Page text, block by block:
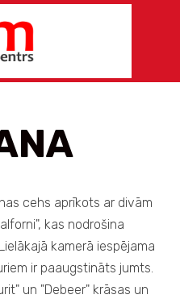
cehs aprīkots ar divām
kas nodrošina
kamerā iespējama
ir paaugstināts jumts.
un "Debeer" krāsas un